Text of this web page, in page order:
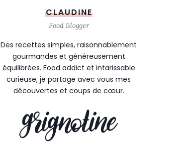
CLAUDINE
Food Blogger
Des recettes simples, raisonnablement
gourmandes et généreusement
équilibrées. Food addict et intarissable
curieuse, je partage avec vous mes
découvertes et coups de cœur.